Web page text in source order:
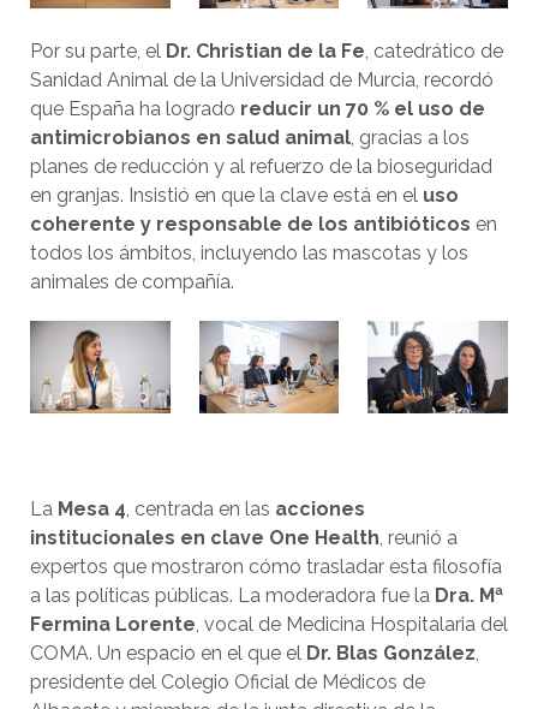
Por su parte, el Dr. Christian de la Fe , catedrático de
Sanidad Animal de la Universidad de Murcia, recordó
que España ha logrado reducir un 70 % el uso de
antimicrobianos en salud animal , gracias a los
planes de reducción y al refuerzo de la bioseguridad
en granjas. Insistió en que la clave está en el uso
coherente y responsable de los antibióticos en
todos los ámbitos, incluyendo las mascotas y los
animales de compañía.
La Mesa 4, centrada en las acciones
institucionales en clave One Health, reunió a
expertos que mostraron cómo trasladar esta filosofía
a las políticas públicas. La moderadora fue la Dra. Mª
Fermina Lorente, vocal de Medicina Hospitalaria del
COMA. Un espacio en el que el Dr. Blas González,
presidente del Colegio Oficial de Médicos de